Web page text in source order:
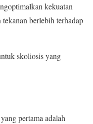
kekuatan
berlebih terhadap
skoliosis yang
pertama adalah